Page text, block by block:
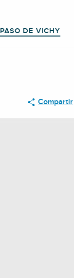
PASO DE VICHY
Compartir